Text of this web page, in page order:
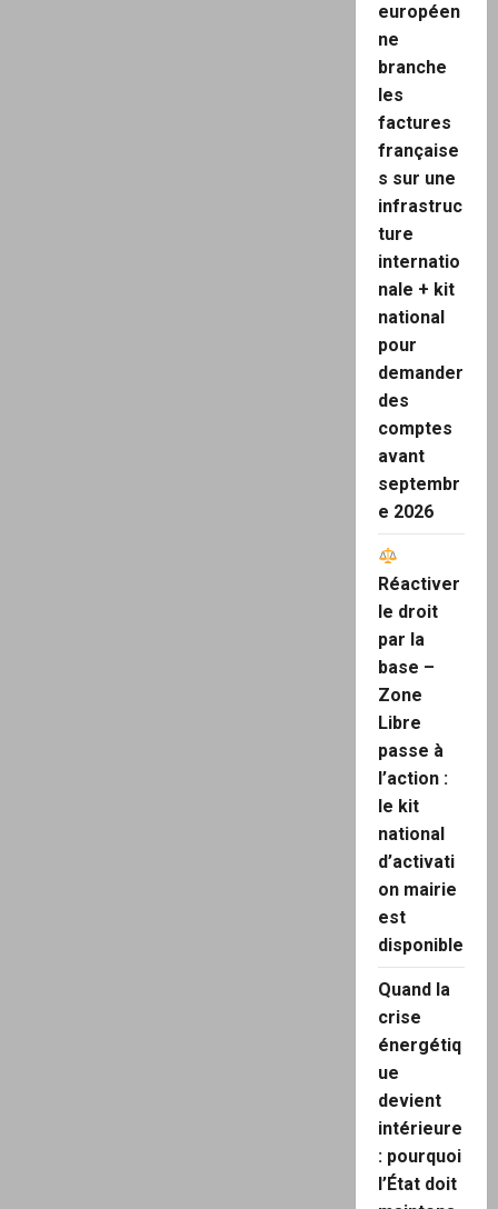
européen
ne
branche
les
factures
française
s sur une
infrastruc
ture
internatio
nale + kit
national
pour
demander
des
comptes
avant
septembr
e 2026
Réactiver
le droit
par la
base –
Zone
Libre
passe à
l’action :
le kit
national
d’activati
on mairie
est
disponible
Quand la
crise
énergétiq
ue
devient
intérieure
: pourquoi
l’État doit